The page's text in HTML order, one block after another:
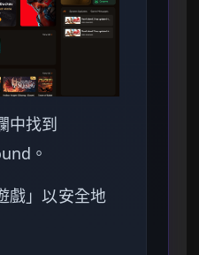
中找到
。
戲」以安全地